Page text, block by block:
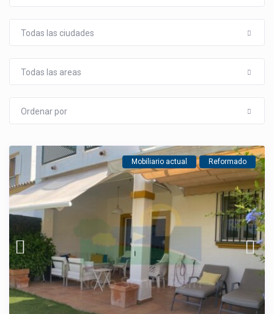
Todas las ciudades
Todas las areas
Ordenar por
Mobiliario actual Reformado